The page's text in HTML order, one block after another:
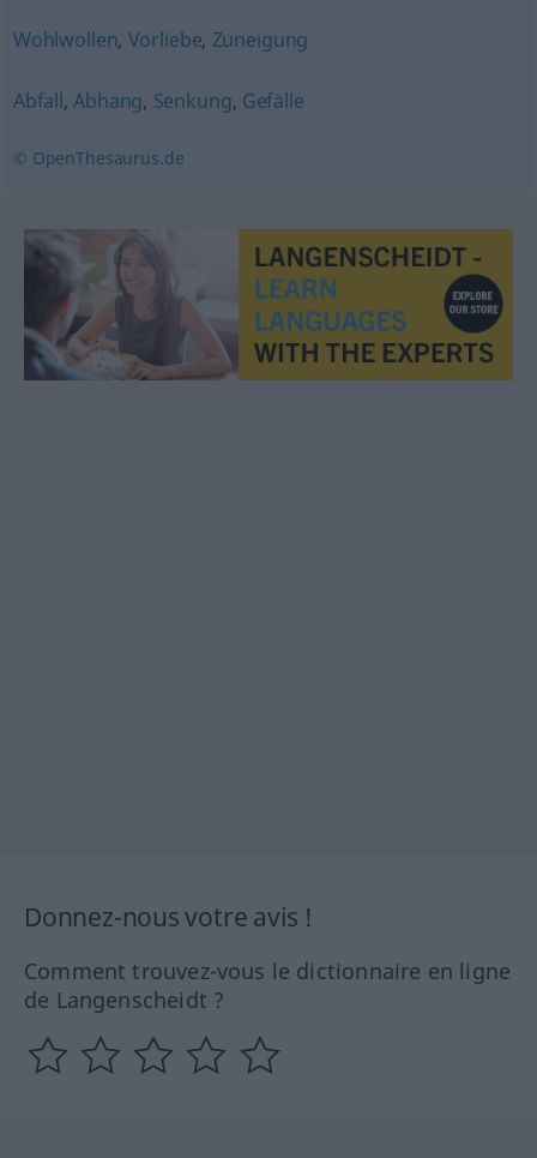
Wohlwollen, Vorliebe, Zuneigung
Abfall,Abhang, Senkung, Gefälle
© OpenThesaurus.de
Donnez-nous votre avis !
Comment trouvez-vous le dictionnaire en ligne
de Langenscheidt ?